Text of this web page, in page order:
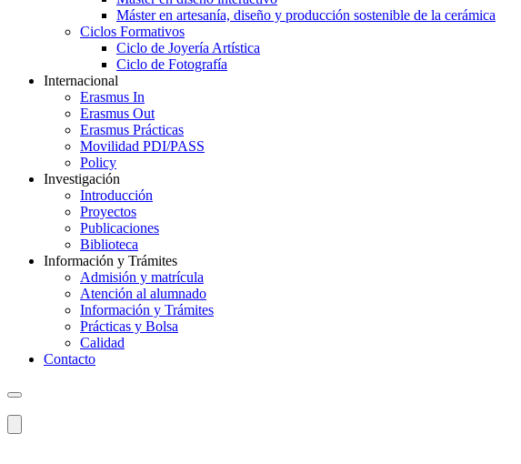
Máster en artesanía, diseño y producción sostenible de la cerámica
Ciclos Formativos
Ciclo de Joyería Artística
Ciclo de Fotografía
Internacional
Erasmus In
Erasmus Out
Erasmus Prácticas
Movilidad PDI/PASS
Policy
Investigación
Introducción
Proyectos
Publicaciones
Biblioteca
Información y Trámites
Admisión y matrícula
Atención al alumnado
Información y Trámites
Prácticas y Bolsa
Calidad
Contacto